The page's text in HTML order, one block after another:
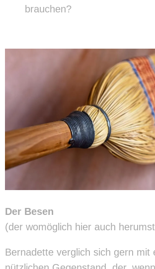
brauchen?
Der Besen
(der womöglich hier auch
Bernadette verglich sich gern mit